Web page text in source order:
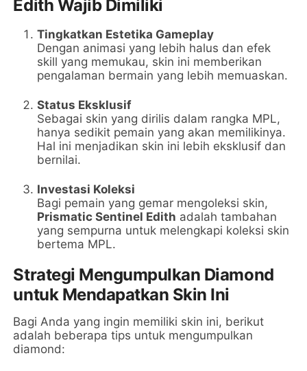
Edith Wajib Dimiliki
Tingkatkan Estetika Gameplay
Dengan animasi yang lebih halus dan efek
skill yang memukau, skin ini memberikan
pengalaman bermain yang lebih memuaskan.
Status Eksklusif
Sebagai skin yang dirilis dalam rangka MPL,
hanya sedikit pemain yang akan memilikinya.
Hal ini menjadikan skin ini lebih eksklusif dan
bernilai.
Investasi Koleksi
Bagi pemain yang gemar mengoleksi skin,
Prismatic Sentinel Edith adalah tambahan
yang sempurna untuk melengkapi koleksi skin
bertema MPL.
Strategi Mengumpulkan Diamond
untuk Mendapatkan Skin Ini
Bagi Anda yang ingin memiliki skin ini, berikut
adalah beberapa tips untuk mengumpulkan
diamond: